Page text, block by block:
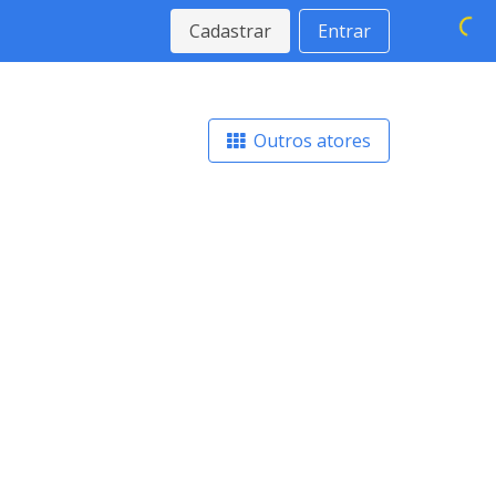
Cadastrar Entrar
Outros atores